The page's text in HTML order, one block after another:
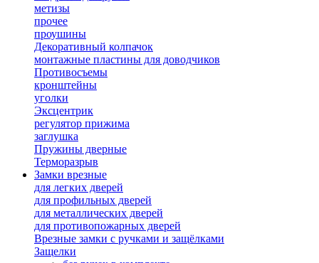
метизы
прочее
проушины
Декоративный колпачок
монтажные пластины для доводчиков
Противосъемы
кронштейны
уголки
Эксцентрик
регулятор прижима
заглушка
Пружины дверные
Терморазрыв
Замки врезные
для легких дверей
для профильных дверей
для металлических дверей
для противопожарных дверей
Врезные замки с ручками и защёлками
Защелки